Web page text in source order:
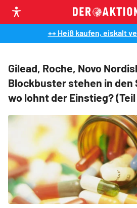
++ Heiß kaufen, eiskalt
Gilead, Roche, Novo
Blockbuster stehen in den
wo lohnt der Einstieg? (Teil